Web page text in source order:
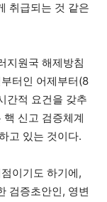
취급되는 것 같은
지원국 해제방침
터인 어제부터(8
간적 요건을 갖추
신고 검증체계
고 있는 것이다.
이기도 하기에,
검증초안인, 영변